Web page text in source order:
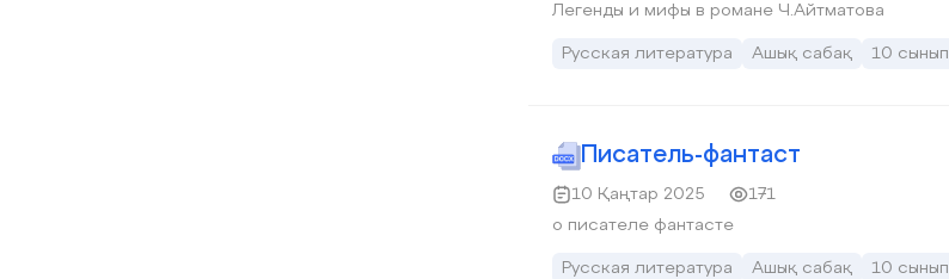
Легенды и мифы в романе Ч.Айтматова
Русская литература Ашық сабақ 10 сынып
Писатель-фантаст
10 Қаңтар 2025
171
о писателе фантасте
Русская литература Ашық сабақ 10 сынып